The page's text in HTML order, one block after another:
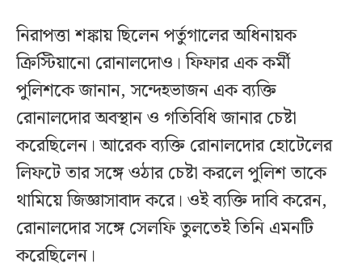
নিরাপত্তা শঙ্কায় ছিলেন পর্তুগালের অধিনায়ক
ক্রিস্টিয়ানো রোনালদোও। ফিফার এক কর্মী
পুলিশকে জানান, সন্দেহভাজন এক ব্যক্তি
রোনালদোর অবস্থান ও গতিবিধি জানার চেষ্টা
করেছিলেন। আরেক ব্যক্তি রোনালদোর হোটেলের
লিফটে তার সঙ্গে ওঠার চেষ্টা করলে পুলিশ তাকে
থামিয়ে জিজ্ঞাসাবাদ করে। ওই ব্যক্তি দাবি করেন,
রোনালদোর সঙ্গে সেলফি তুলতেই তিনি এমনটি
করেছিলেন।